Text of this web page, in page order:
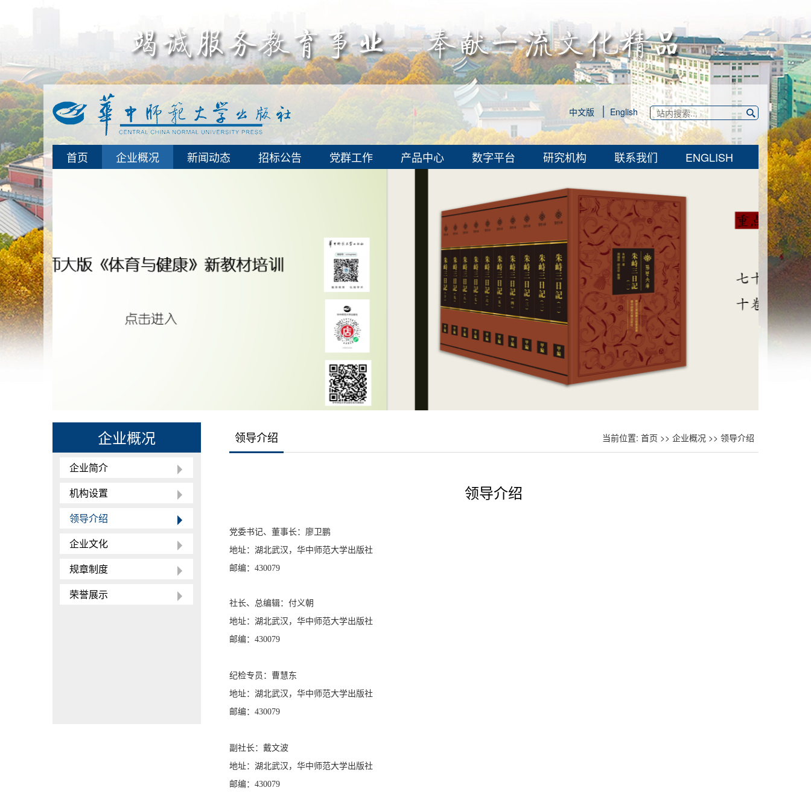
中文版 English
首页 企业概况 新闻动态 招标公告 党群工作 产品中心 数字平台 研究机构 联系我们 ENGLISH
企业概况
企业简介
机构设置
领导介绍
企业文化
规章制度
荣誉展示
领导介绍 当前位置: 首页 >> 企业概况 >> 领导介绍
领导介绍
党委书记、董事长：廖卫鹏
地址：湖北武汉，华中师范大学出版社
邮编： 430079
社长、总编辑：付义朝
地址：湖北武汉，华中师范大学出版社
邮编： 430079
纪检专员：曹慧东
地址：湖北武汉，华中师范大学出版社
邮编： 430079
副社长：戴文波
地址：湖北武汉，华中师范大学出版社
邮编：430079